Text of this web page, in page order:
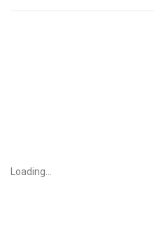
Loading...